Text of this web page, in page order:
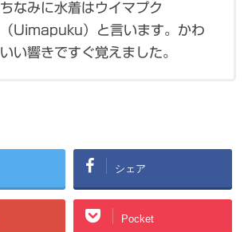
ちなみに水着はウイマプク
（Uimapuku）と言います。かわ
いい響きですぐ覚えました。
シェア
Pocket